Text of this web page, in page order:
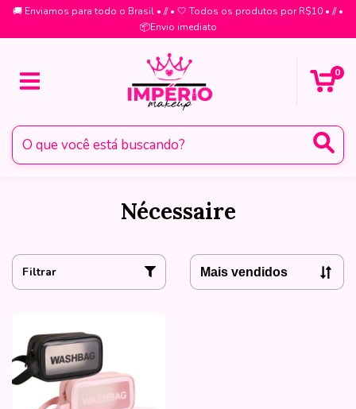
🚚 Enviamos para todo o Brasil • // • 🤍 Todos os produtos por R$10 • // •
📦Envio imediato
0
Nécessaire
Filtrar